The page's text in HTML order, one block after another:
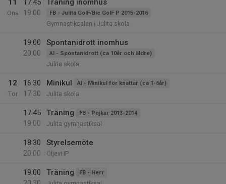
11
Ons
17:45
19:00
Träning inomhus
FB - Julita GoIF/Bie GoIF P 2015-2016
Gymnastiksalen i Julita skola
19:00
20:00
Spontanidrott inomhus
AI - Spontanidrott (ca 10år och äldre)
Julita skola
12
Tor
16:30
17:30
Minikul AI - Minikul för knattar (ca 1-6år)
Julita skola
17:45
19:00
Träning FB - Pojkar 2013-2014
Julita gymnastiksal
18:30
20:00
Styrelsemöte
Öljevi IP
19:00
Träning FB - Herr